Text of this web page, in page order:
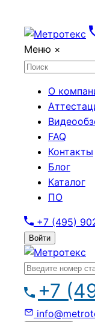
Меню ×
О
FAQ
Контакты
Блог
Каталог
ПО
+7 (495)
Войти
+7